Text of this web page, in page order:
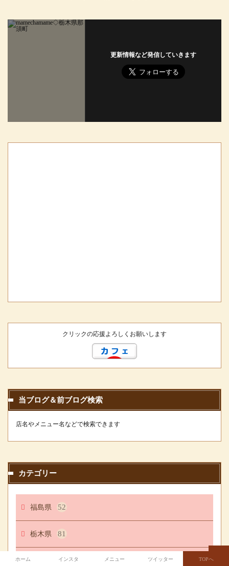
更新情報など発信していきます
クリックの応援よろしくお願いします
当ブログ＆前ブログ検索
店名やメニュー名などで検索できます
カテゴリー
福島県 52
栃木県 81
166
ホーム インスタ メニュー ツイッター TOPへ